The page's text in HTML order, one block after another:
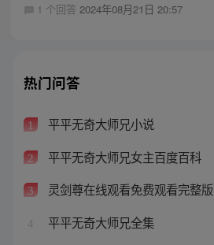
1 个回答 2024年08月21日 20:57
热门问答
1 平平无奇大师兄小说
2 平平无奇大师兄女主百度百科
3 灵剑尊在线观看免费观看完整版
4 平平无奇大师兄全集